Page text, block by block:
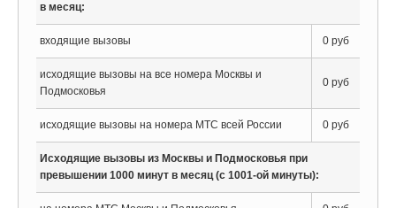
в месяц:
входящие вызовы 0 руб
исходящие вызовы на все номера Москвы и
Подмосковья
0 руб
исходящие вызовы на номера МТС всей России 0 руб
Исходящие вызовы из Москвы и Подмосковья при
превышении 1000 минут в месяц (с 1001-ой минуты):